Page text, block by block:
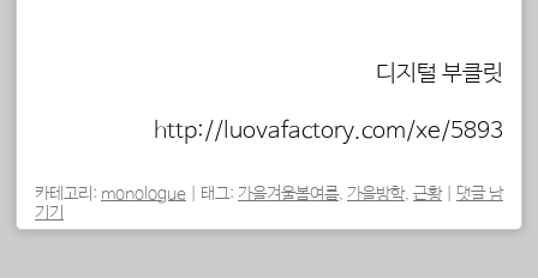
디지털 부클릿
http://luovafactory.com/xe/5893
카테고리: monologue 태그: 가을겨울봄여름, 가을방학, 근황
댓글 남
기기